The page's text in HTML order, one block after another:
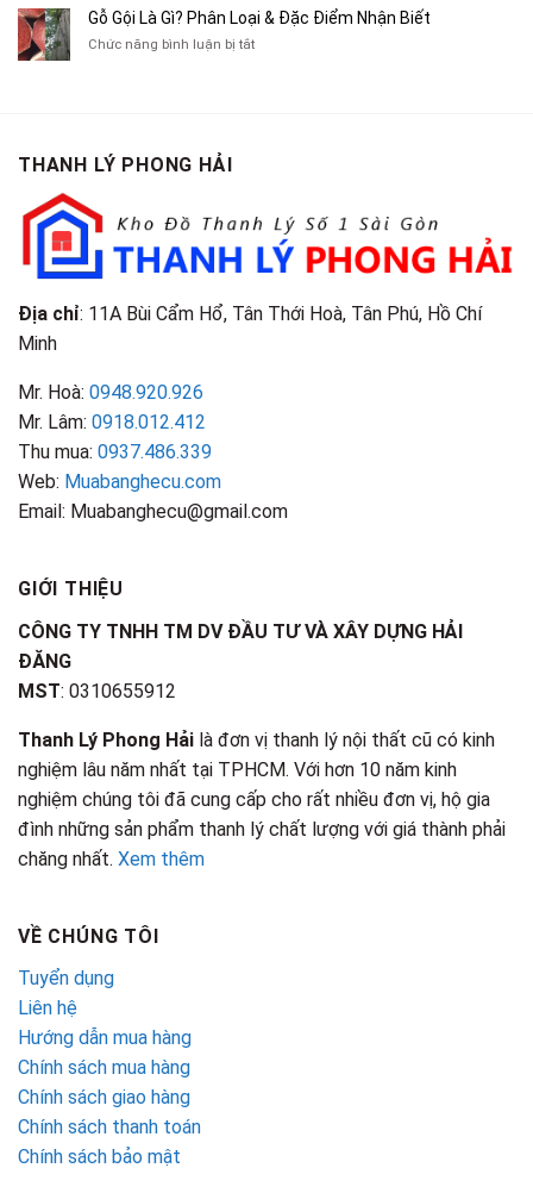
Cũ
TP.HCM
Tạp
Chí
Bán
Áo
Chít
Là
Gỗ Gội Là Gì? Phân Loại & Đặc Điểm Nhận Biết
Chức năng bình luận bị tắtở
Điểm
Nhận
Biết
THANH LÝ PHONG HẢI
Địa chỉ: 11A Bùi Cẩm Hổ, Tân Thới Hoà, Tân Phú, Hồ Chí
Minh
Mr. Hoà: 0948.920.926
Mr. Lâm: 0918.012.412
Thu mua: 0937.486.339
Web: Muabanghecu.com
Email: Muabanghecu@gmail.com
GIỚI THIỆU
CÔNG TY TNHH TM DV ĐẦU TƯ VÀ XÂY DỰNG HẢI
ĐĂNG
MST: 0310655912
Thanh Lý Phong Hải là đơn vị thanh lý nội thất cũ có kinh
nghiệm lâu năm nhất tại TPHCM. Với hơn 10 năm kinh
nghiệm chúng tôi đã cung cấp cho rất nhiều đơn vị, hộ gia
đình những sản phẩm thanh lý chất lượng với giá thành phải
chăng nhất. Xem thêm
VỀ CHÚNG TÔI
Tuyển dụng
Liên hệ
Hướng dẫn mua hàng
Chính sách mua hàng
Chính sách giao hàng
Chính sách thanh toán
Chính sách bảo mật